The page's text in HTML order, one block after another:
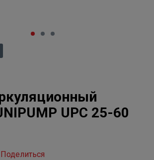
UPC 25-60
Поделиться